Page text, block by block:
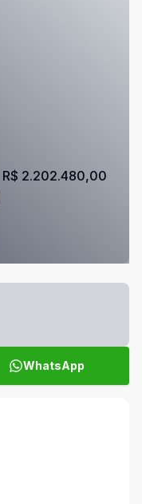
R$ 2.202.480,00
WhatsApp